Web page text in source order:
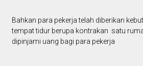
Bahkan para pekerja telah diberikan
tempat tidur berupa kontrakan satu
dipinjami uang bagi para pekerja